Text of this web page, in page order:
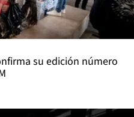
su edición número